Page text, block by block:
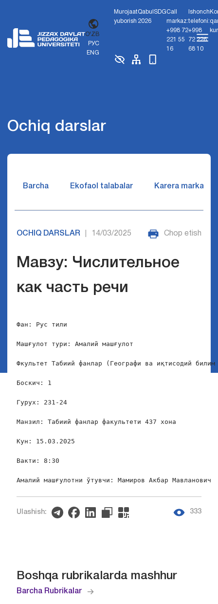
O'ZB
РУС
ENG
Murojaat
yuborish
Qabul
2026
SDGCall
markaz:
+998 72
221 55
16
Ishonch
telefoni:
+998
72 226
68 10
Ochiq darslar
Barcha Ekofaol talabalar Karera markazi
OCHIQ DARSLAR 14/03/2025 Chop etish
Мавзу: Числительное
как часть речи
Фан: Рус тили
Машғулот тури: Амалий машғулот
Фкультет Табиий фанлар (Географи ва иқтисодий билим
Боскич: 1
Гурух: 231-24
Манзил: Табиий фанлар факультети 437 хона
Кун: 15.03.2025
Вакти: 8:30
Амалий машғулотни ўтувчи: Мамиров Акбар Мавланович
Ulashish: 333
Boshqa rubrikalarda mashhur
Barcha Rubrikalar